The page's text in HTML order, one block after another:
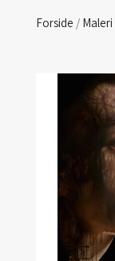
Forside / Maleri